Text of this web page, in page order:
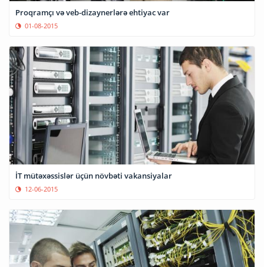
Proqramçı və veb-dizaynerlərə ehtiyac var
01-08-2015
İT mütəxəssislər üçün növbəti vakansiyalar
12-06-2015